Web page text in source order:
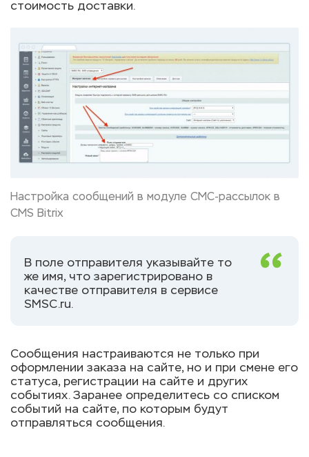
стоимость доставки.
Настройка сообщений в модуле СМС-рассылок в
CMS Bitrix
В поле отправителя указывайте то
же имя, что зарегистрировано в
качестве отправителя в сервисе
SMSC.ru.
Сообщения настраиваются не только при
оформлении заказа на сайте, но и при смене его
статуса, регистрации на сайте и других
событиях. Заранее определитесь со списком
событий на сайте, по которым будут
отправляться сообщения.